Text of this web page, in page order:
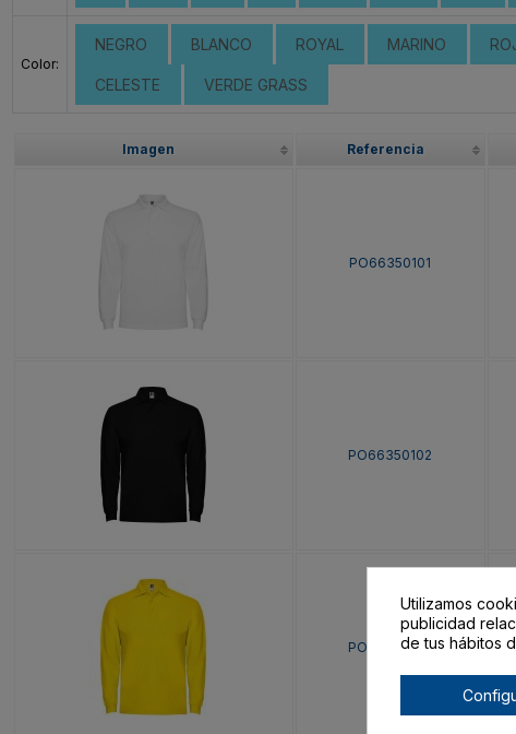
Color:
NEGRO BLANCO ROYAL MARINO
CELESTE VERDE GRASS
Imagen Referencia
PO66350101
PO66350102
PO66350103
Utilizamos
publicidad
de tus hábitos